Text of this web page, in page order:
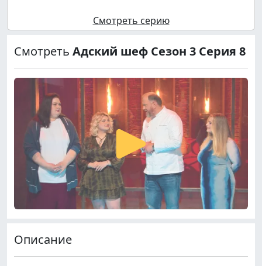
Смотреть серию
Смотреть Адский шеф Сезон 3 Серия 8
Описание